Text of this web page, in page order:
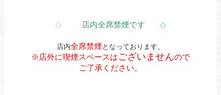
◇ 店内全席禁煙です ◇
店内全席禁煙となっております。
※店外に喫煙スペースはございませんので
ご了承ください。